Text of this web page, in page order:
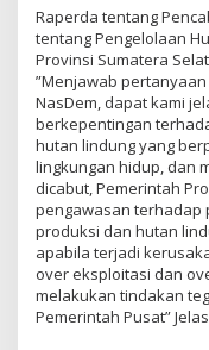
Raperda tentang
tentang Pengelolaan
Provinsi Sumatera
”Menjawab
NasDem, dapat kami
berkepentingan
hutan lindung yang
lingkungan hidup, dan
dicabut, Pemerintah
pengawasan terhadap
produksi dan hutan
apabila terjadi
over eksploitasi dan
melakukan tindakan
Pemerintah Pusat”